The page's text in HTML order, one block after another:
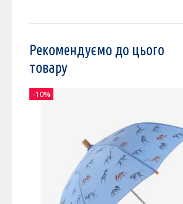
Рекомендуємо до цього
товару
-10%